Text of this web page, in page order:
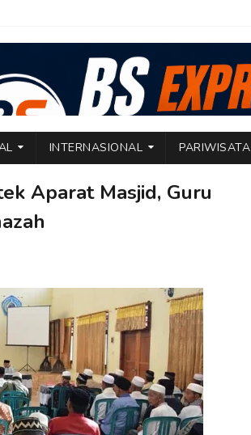
INTERNASIONAL PARIWISATA
Aparat Masjid, Guru